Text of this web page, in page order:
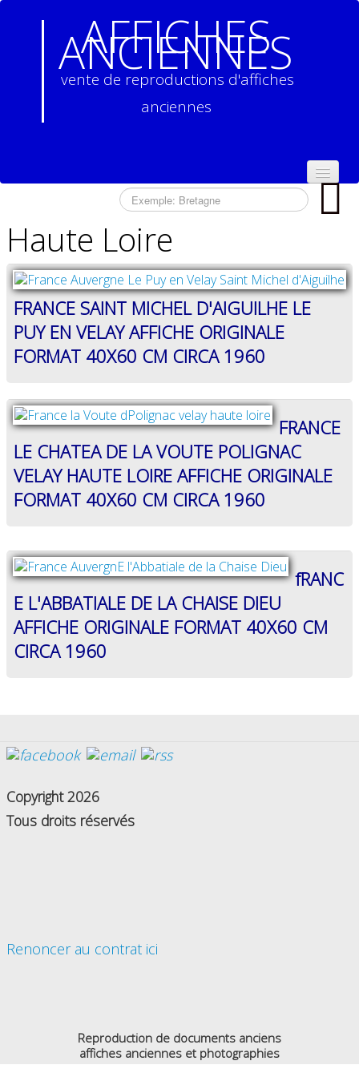
AFFICHES
ANCIENNES
vente de reproductions d'affiches
anciennes
NOS
REPRODUCTIONS
D'AFFICHES
ANCIENNES▼
CONTACT
CONDITIONS
GÉNÉRALES
VENTE
MENTIONS
LÉGALES
POLITIQUE
DE
CONFIDENTIALITÉ
POUR
UNE
DE
L'AFFICHE
PUBLICITAIRE
FRANÇAISE
Haute Loire
FRANCE SAINT MICHEL D'AIGUILHE LE
PUY EN VELAY AFFICHE ORIGINALE
FORMAT 40X60 CM CIRCA 1960
FRANCE
LE CHATEA DE LA VOUTE POLIGNAC
VELAY HAUTE LOIRE AFFICHE ORIGINALE
FORMAT 40X60 CM CIRCA 1960
fRANC
E L'ABBATIALE DE LA CHAISE DIEU
AFFICHE ORIGINALE FORMAT 40X60 CM
CIRCA 1960
Copyright 2026
Tous droits réservés
Renoncer au contrat ici
Reproduction de documents anciens
affiches anciennes et photographies